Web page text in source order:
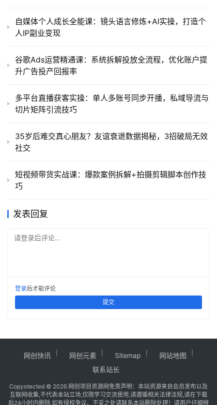
自媒体个人成长全能课：镜头语言修炼+AI实操，打造个
人IP副业变现
谷歌Ads运营精通课：系统拆解投放全流程，优化账户提
升广告投产回报率
多平台直播获客实操：单人多账号同步开播，私域导流与
切片矩阵引流技巧
35岁后难交真心朋友？友谊衰退数据揭秘，3招破局无效
社交
短视频带货实战课：爆款案例拆解+拍摄剪辑脚本创作技
巧
发表回复
请登录后评论...
登录后才能评论
提交
网创快讯 网创元素 Sitemap
网站地图
联系站长
Copyotected © 2026 网创项目资源网 免责声明：本站资源来自会员发布以及
互联网收集,不代表本站立场,仅限学习交流使用,请遵循相关法律法规,请在下载
后24小时内删除.如有侵权争议、不妥之处请联系本站删除处理！请用户仔细辨